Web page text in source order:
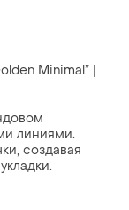
Minimal” |
линиями.
создавая